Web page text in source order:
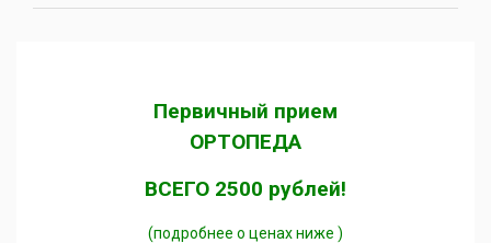
Первичный прием
ОРТОПЕДА
ВСЕГО 2500 рублей!
(подробнее о ценах ниже )